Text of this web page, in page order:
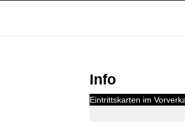
Info
Eintrittskarten im